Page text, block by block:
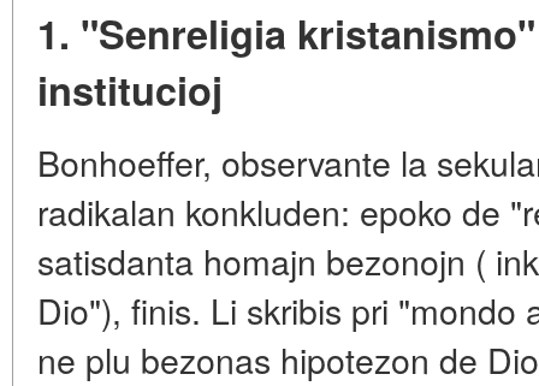
1. "Senreligia
institucioj
Bonhoeffer, observante la
radikalan konkluden: epoko de
satisdanta homajn bezonojn (
Dio"), finis. Li skribis pri "mondo
ne plu bezonas hipotezon de